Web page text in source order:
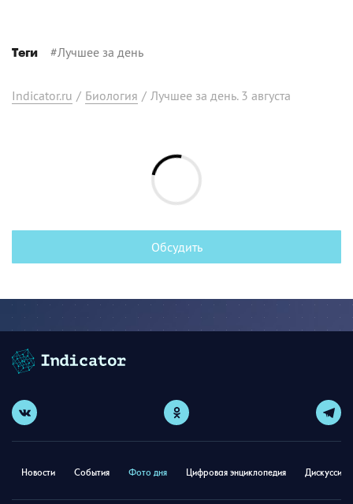
Теги #Лучшее за день
Indicator.ru / Биология / Лучшее за день. 3 августа
Обсудить
Новости События Фото дня Цифровая энциклопедия